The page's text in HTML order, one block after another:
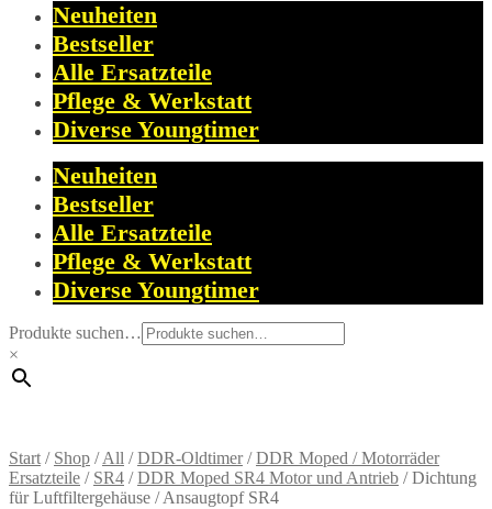
Neuheiten
Bestseller
Alle Ersatzteile
Pflege & Werkstatt
Diverse Youngtimer
Neuheiten
Bestseller
Alle Ersatzteile
Pflege & Werkstatt
Diverse Youngtimer
Produkte suchen…
×
Start / Shop /All /DDR-Oldtimer/DDR Moped / Motorräder
Ersatzteile / SR4 /DDR Moped SR4 Motor und Antrieb /Dichtung
für Luftfiltergehäuse / Ansaugtopf SR4